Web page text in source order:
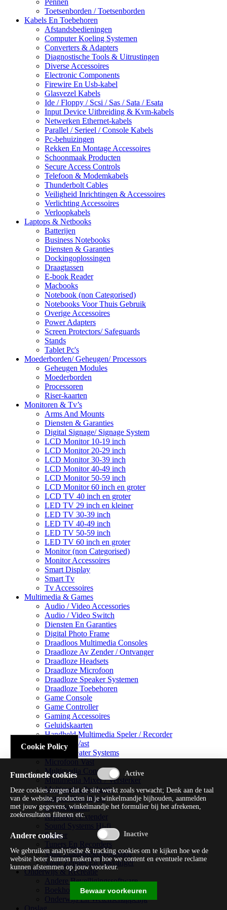
Pennen
Toetsenborden / Toetsenborden
Kabels En Toebehoren
Afstandsbedieningen
Computer Koeling Systemen
Converters & Adapters
Diagnostische Tools & Uitrustingen
Diverse Accessoires
Electronic Components
Firewire En Usb-kabel
Glasvezel Kabels
Ide / Floppy / Scsi / Sas / Sata / Esata
Input Device Uitbreiding & Kvm-kabels
Netwerken Ethernet-kabels
Parallel / Serieel / Console Kabels
Pc-behuizingen
Rekken En Montage Accessoires
Schoonmaak Producten
Secure Access Controls
Telefoon & Modemkabels
Thunderbolt Cables
Veiligheid Inrichtingen & Accessoires
Verlichting Accessoires
Verloopkabels
Laptops & Netbooks
Batterijen
Business Notebooks
Diensten & Garanties
Dockingoplossingen
Draagtassen
E-book Reader
Macbooks
Notebook (non Categorised)
Notebooks Voor Thuis Gebruik
Overige Accessoires
Power Adapters
Screen Protectors/ Safeguards
Stands
Tablet Pc's
Moederborden/ Geheugen/ Processors
Geheugen Modules
Moederborden
Processoren
Riser-kaarten
Monitoren & Tv’s
Arms And Mounts
Diensten & Garanties
Digital Signage/ Signage System
LCD Monitor 10-19 inch
LCD Monitor 20-29 inch
LCD Monitor 30-39 inch
LCD Monitor 40-49 inch
LCD Monitor 50-59 inch
LCD Monitor 60 inch en groter
LCD TV 40 inch en groter
LED TV 29 inch en kleiner
LED TV 30-39 inch
LED TV 40-49 inch
LED TV 50-59 inch
LED TV 60 inch en groter
Monitor (non Categorised)
Monitor Accessoires
Smart Display
Smart Tv
Tv Accessoires
Multimedia & Games
Audio / Video Accessories
Audio / Video Switch
Diensten En Garanties
Digital Photo Frame
Draadloos Multimedia Consoles
Draadloze Av Zender / Ontvanger
Draadloze Headsets
Draadloze Microfoon
Draadloze Speaker Systemen
Draadloze Toebehoren
Game Console
Game Controller
Gaming Accessoires
Geluidskaarten
Handheld Multimedia Speler / Recorder
Headsets Vast
Home Theater Systems
Microfoon Vast
Multimedia Consoles
Multimedia Mixer / Versterker
Multimedia Productie
Optical Disk Drive
Pc Videokaart
Repeater / Extender
Sound Systems Hi-fi
Splitter
Tuners En Recorders
Vaste Luidsprekersystemen
Vaste Zender En Ontvanger
Onderwijs & Recreatie
Andere Beveiligingssoftware
Boekhouding / Financiën
Onderwijs En Wetenschappelijk
Cookie Policy
Functionele cookies
Deze cookies zorgen dat de site werkt zoals verwacht; Denk aan de taal
van de website, producten in je winkelmandje bijhouden, aanmelden
met jouw gegevens, winkelmandje het formulier bij het afrekenen,
zoekresultaten filteren etc.
Andere cookies
We gebruiken analytische & tracking cookies om te kijken hoe we de
website beter kunnen maken en hoe we content en eventuele reclame
kunnen afstemmen op jouw voorkeur.
Bewaar voorkeuren